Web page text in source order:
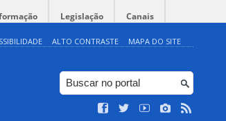
Legislação Canais
ALTO CONTRASTE MAPA DO SITE